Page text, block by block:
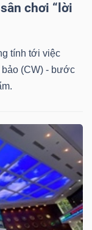
chơi “lời
tính tới việc
(CW) - bước
chỉ quỹ Chứng